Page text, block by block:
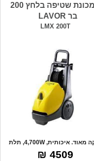
מכונת שטיפה בלחץ 200
בר LAVOR
LMX 200T
חזקה מאוד. איכותית, 4,700W, תלת
פאזי, ל
4509 ₪